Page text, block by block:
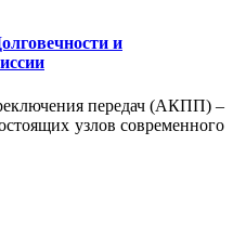
и
передач (АКПП) –
узлов современного